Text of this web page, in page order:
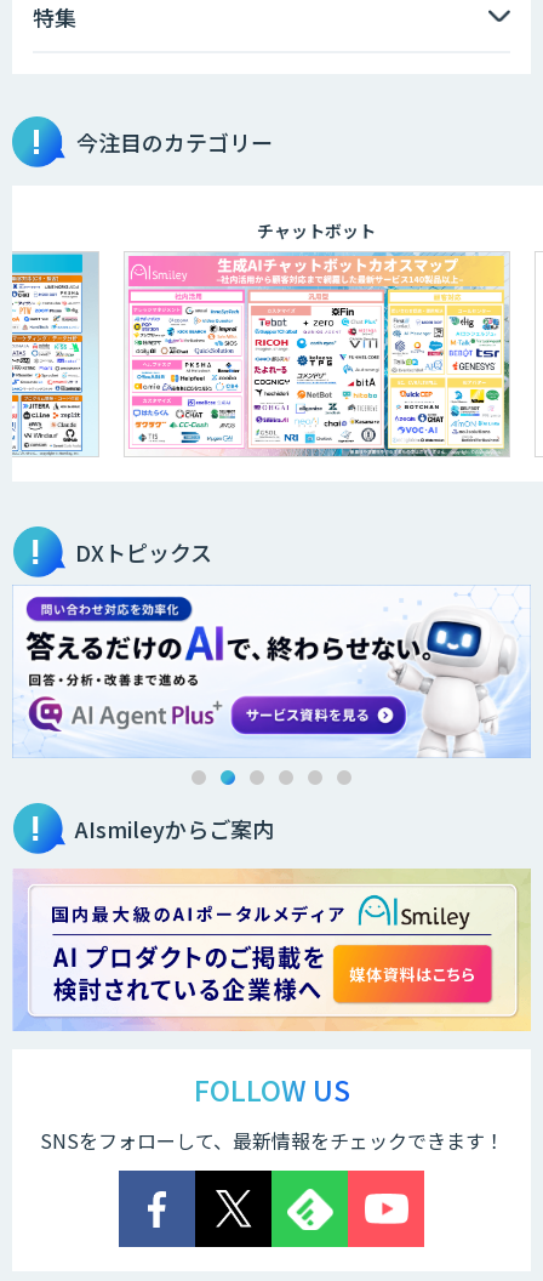
特集
今注目のカテゴリー
チャットボット
DXトピックス
AIsmileyからご案内
FOLLOW US
SNSをフォローして、最新情報をチェックできます！